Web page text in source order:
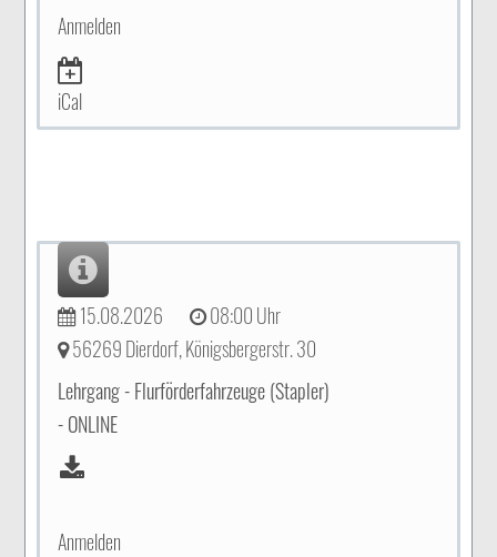
Anmelden
iCal
15.08.2026 08:00 Uhr
56269 Dierdorf, Königsbergerstr. 30
Lehrgang - Flurförderfahrzeuge (Stapler)
- ONLINE
Anmelden